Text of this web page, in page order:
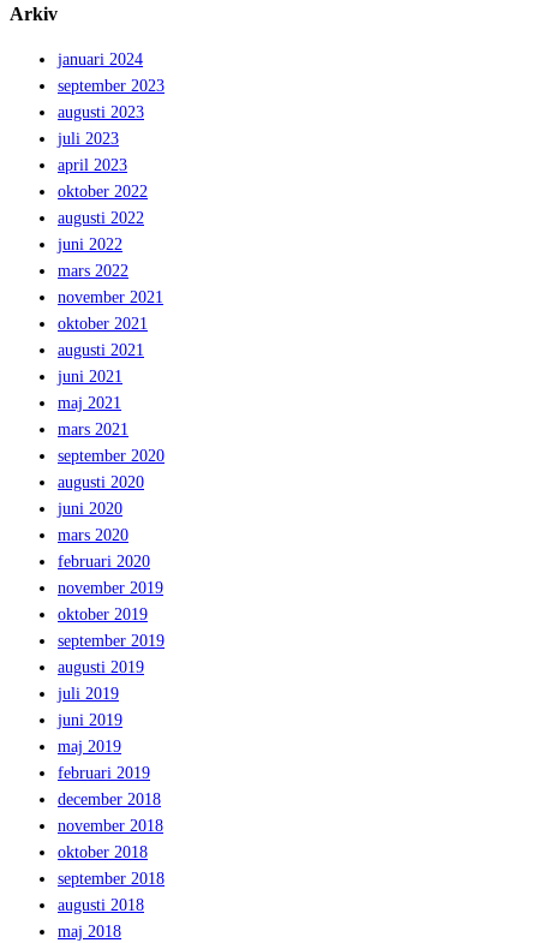
Arkiv
januari 2024
september 2023
augusti 2023
juli 2023
april 2023
oktober 2022
augusti 2022
juni 2022
mars 2022
november 2021
oktober 2021
augusti 2021
juni 2021
maj 2021
mars 2021
september 2020
augusti 2020
juni 2020
mars 2020
februari 2020
november 2019
oktober 2019
september 2019
augusti 2019
juli 2019
juni 2019
maj 2019
februari 2019
december 2018
november 2018
oktober 2018
september 2018
augusti 2018
maj 2018